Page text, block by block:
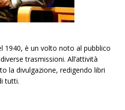
1940, è un volto noto al pubblico
trasmissioni. All’attività
la divulgazione, redigendo libri
tutti.